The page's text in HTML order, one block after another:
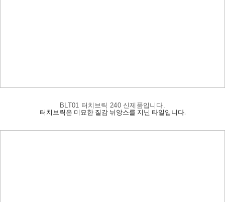
BLT01 터치브릭 240 신제품입니다.
터치브릭은 미묘한 질감 뉘앙스를 지닌 타일입니다.